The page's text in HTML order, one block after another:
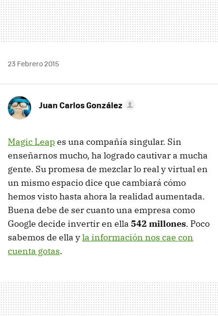
23 Febrero 2015
Juan Carlos González
Magic Leapes una compañía singular. Sin
enseñarnos mucho, ha logrado cautivar a mucha
gente. Su promesa de mezclar lo real y virtual en
un mismo espacio dice que cambiará cómo
hemos visto hasta ahora la realidad aumentada.
Buena debe de ser cuanto una empresa como
Google decide invertir en ella 542 millones. Poco
sabemos de ella yla información nos cae con
cuenta gotas.